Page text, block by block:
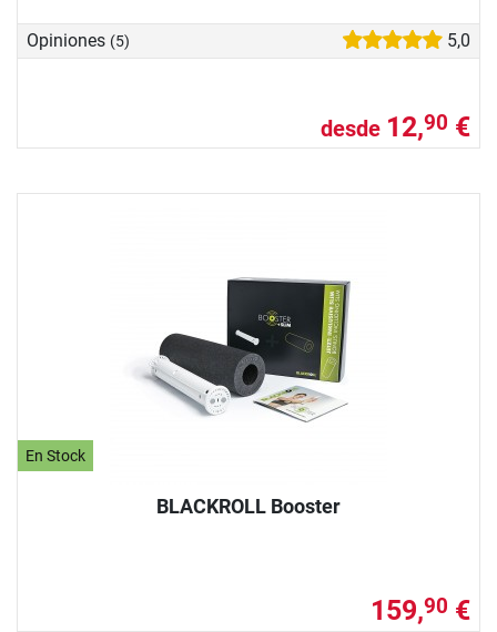
Opiniones (5) 5,0
desde 12,90 €
En Stock
BLACKROLL Booster
159,90 €